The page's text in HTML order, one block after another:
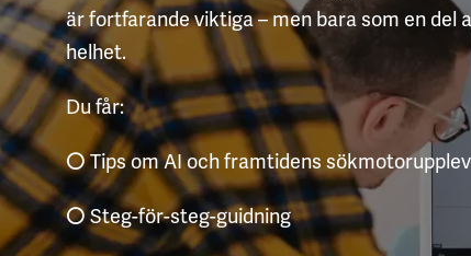
är fortfarande viktiga – men bara som en del
helhet.
Du får:
⚪Tips om AI och framtidens
⚪Steg-för-steg-guidning